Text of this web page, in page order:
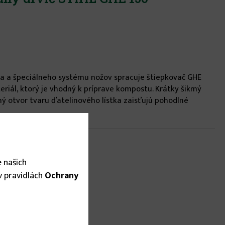
špeciálneho systému nožov spracuje štiepkovač GHE
ktorý je vhodný k príprave kompostu. Krátky šikmý
otvor tvaru ďatelinového lístka zaisťujú pohodlné
pravidláchOchrany